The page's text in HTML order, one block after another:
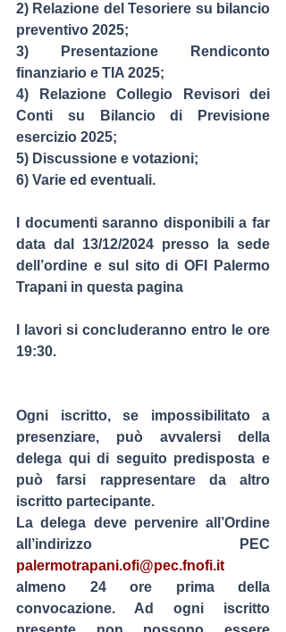
2) Relazione del Tesoriere su bilancio
preventivo 2025;
3) Presentazione Rendiconto
finanziario e TIA 2025;
4) Relazione Collegio Revisori dei
Conti su Bilancio di Previsione
esercizio 2025;
5) Discussione e votazioni;
6) Varie ed eventuali.
I documenti saranno disponibili a far
data dal 13/12/2024 presso la sede
dell ’ordine e sul sito di OFI Palermo
Trapani in questa pagina
I lavori si concluderanno entro le ore
19:30.
Ogni iscritto, se impossibilitato a
presenziare, può avvalersi della
delega qui di seguito predisposta e
può farsi rappresentare da altro
iscritto partecipante.
La delega deve pervenire all’Ordine
palermotrapani.ofi@pec.fnofi.it
almeno 24 ore prima della
convocazione. Ad ogni iscritto